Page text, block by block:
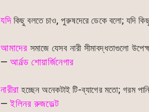
o p
g
যদিকিছু বলতে চাও, পুরুষদেরে ডেকে বলো; যদি
আমাদের সমাজে যেসব নারী সীমাবদ্ধতাগুলো
—আর্নল্ড শোয়ার্জিনেগার
নারীরা হচ্ছেন অনেকটাই টি-ব্যাগের মতো; গরম
—ইলিনর রুজভেল্ট